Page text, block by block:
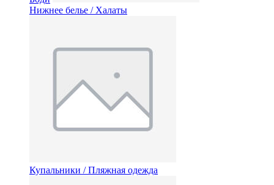
Нижнее белье / Халаты
Купальники / Пляжная одежда